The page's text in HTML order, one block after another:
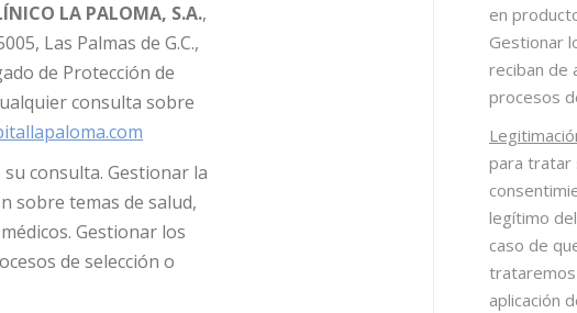
LA PALOMA, S.A.,
Las Palmas de G.C.,
de Protección de
consulta sobre
consulta. Gestionar la
sobre temas de salud,
Gestionar los
de selección o
en
Gestionar
reciban de
procesos
para tratar
legítimo
caso de
aplicación